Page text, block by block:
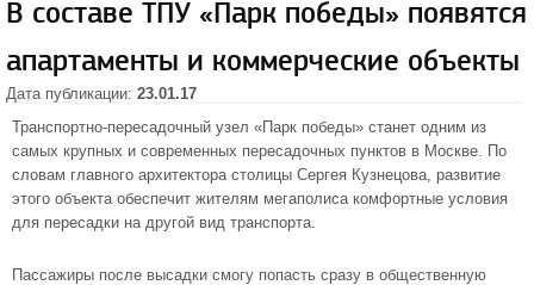
В составе ТПУ «Парк победы» появятся
апартаменты и коммерческие объекты
Дата публикации: 23.01.17
Транспортно-пересадочный узел «Парк победы» станет одним из
самых крупных и современных пересадочных пунктов в Москве. По
словам главного архитектора столицы Сергея Кузнецова, развитие
этого объекта обеспечит жителям мегаполиса комфортные условия
для пересадки на другой вид транспорта.
Пассажиры после высадки смогу попасть сразу в общественную